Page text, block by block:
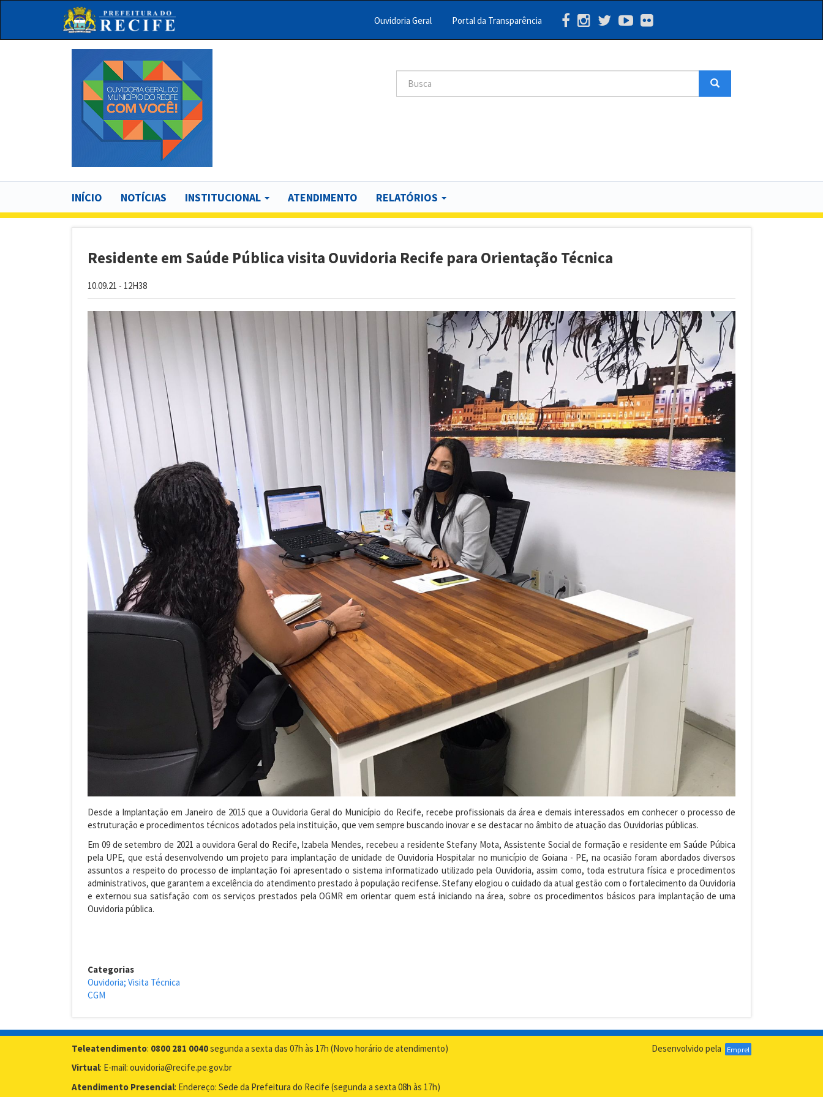
Menu
Topo
Ouvidoria Geral Portal da Transparência
Search
Main
navigation
INÍCIO NOTÍCIAS INSTITUCIONAL ATENDIMENTO RELATÓRIOS
Residente em Saúde Pública visita Ouvidoria Recife para Orientação Técnica
10.09.21 - 12H38
Desde a Implantação em Janeiro de 2015 que a Ouvidoria Geral do Município do Recife, recebe profissionais da área e demais interessados em conhecer o processo de
estruturação e procedimentos técnicos adotados pela instituição, que vem sempre buscando inovar e se destacar no âmbito de atuação das Ouvidorias públicas.
Em 09 de setembro de 2021 a ouvidora Geral do Recife, Izabela Mendes, recebeu a residente Stefany Mota, Assistente Social de formação e residente em Saúde Púbica
pela UPE, que está desenvolvendo um projeto para implantação de unidade de Ouvidoria Hospitalar no município de Goiana - PE, na ocasião foram abordados diversos
assuntos a respeito do processo de implantação foi apresentado o sistema informatizado utilizado pela Ouvidoria, assim como, toda estrutura física e procedimentos
administrativos, que garantem a excelência do atendimento prestado à população recifense. Stefany elogiou o cuidado da atual gestão com o fortalecimento da Ouvidoria
e externou sua satisfação com os serviços prestados pela OGMR em orientar quem está iniciando na área, sobre os procedimentos básicos para implantação de uma
Ouvidoria pública.
Categorias
Ouvidoria; Visita Técnica
CGM
Teleatendimento: 0800 281 0040segunda a sexta das 07h às 17h (Novo horário de atendimento)
Virtual: E-mail: ouvidoria@recife.pe.gov.br
Atendimento Presencial: Endereço: Sede da Prefeitura do Recife (segunda a sexta 08h às 17h)
Desenvolvido pela Emprel